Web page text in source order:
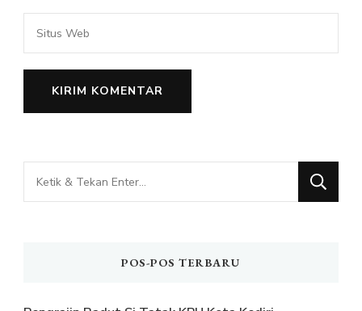
Mencari
Sesuatu?
POS-POS TERBARU